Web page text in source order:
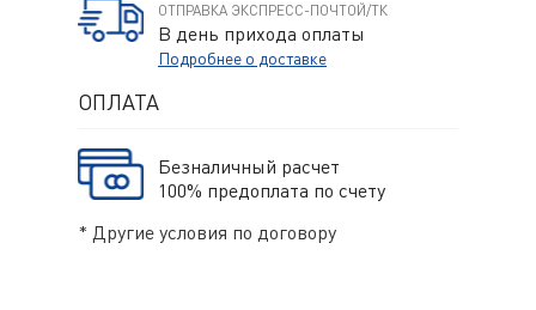
ОТПРАВКА ЭКСПРЕСС-ПОЧТОЙ/ТК
В день прихода оплаты
Подробнее о доставке
ОПЛАТА
Безналичный расчет
100% предоплата по счету
* Другие условия по договору